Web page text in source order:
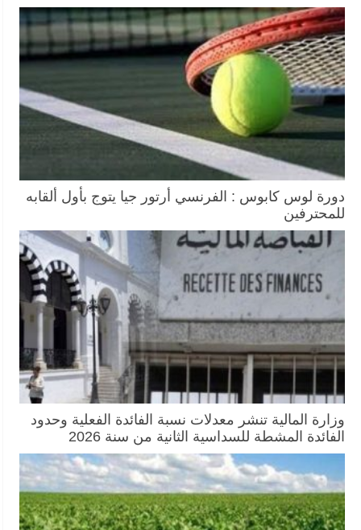
دورة لوس كابوس : الفرنسي أرتور جيا يتوج بأول ألقابه
للمحترفين
وزارة المالية تنشر معدلات نسبة الفائدة الفعلية وحدود
الفائدة المشطة للسداسية الثانية من سنة 2026